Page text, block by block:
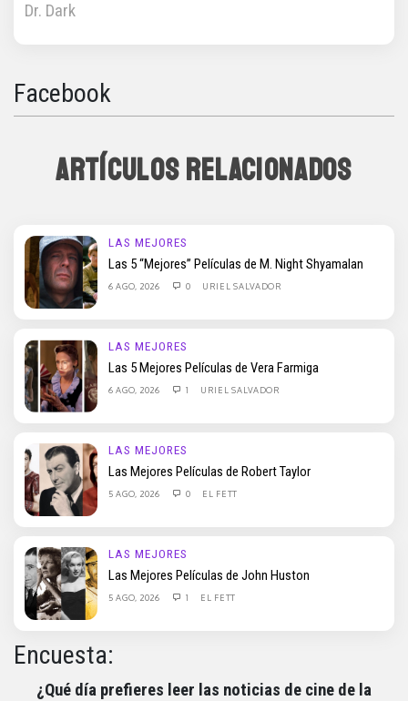
Dr. Dark
Facebook
ARTÍCULOS RELACIONADOS
LAS MEJORES
Las 5 “Mejores” Películas de M. Night Shyamalan
6 AGO, 2026 0 URIEL SALVADOR
LAS MEJORES
Las 5 Mejores Películas de Vera Farmiga
6 AGO, 2026 1 URIEL SALVADOR
LAS MEJORES
Las Mejores Películas de Robert Taylor
5 AGO, 2026 0 EL FETT
LAS MEJORES
Las Mejores Películas de John Huston
5 AGO, 2026 1 EL FETT
Encuesta:
¿Qué día prefieres leer las noticias de cine de la